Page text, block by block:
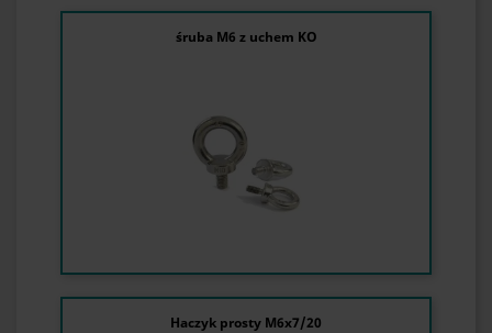
śruba M6 z uchem KO
Haczyk prosty M6x7/20